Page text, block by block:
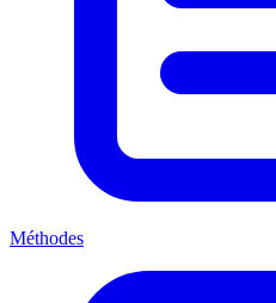
Méthodes